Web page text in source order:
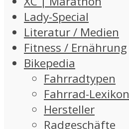
Lady-Special
Literatur / Medien
Fitness / Ernährung
Bikepedia
Fahrradtypen
Fahrrad-Lexikon
Hersteller
Radgeschäfte